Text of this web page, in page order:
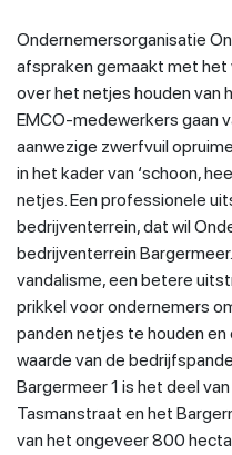
Ondernemersorganisatie
afspraken gemaakt met het
over het netjes houden van
EMCO-medewerkers gaan
aanwezige zwerfvuil
in het kader van ‘schoon,
netjes. Een professionele
bedrijventerrein, dat wil
bedrijventerrein
vandalisme, een betere
prikkel voor ondernemers
panden netjes te houden
waarde van de
Bargermeer 1 is het deel
Tasmanstraat en het
van het ongeveer 800